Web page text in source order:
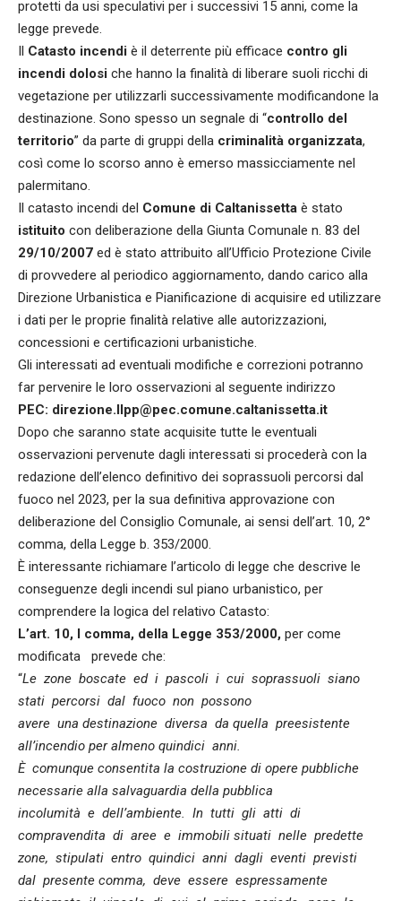
protetti da usi speculativi per i successivi 15 anni, come la
legge prevede.
Il Catasto incendi è il deterrente più efficace contro gli
incendi dolosi che hanno la finalità di liberare suoli ricchi di
vegetazione per utilizzarli successivamente modificandone la
destinazione. Sono spesso un segnale di “controllo del
territorio” da parte di gruppi della criminalità organizzata,
così come lo scorso anno è emerso massicciamente nel
palermitano.
Il catasto incendi del Comune di Caltanissetta è stato
istituito con deliberazione della Giunta Comunale n. 83 del
29/10/2007 ed è stato attribuito all’Ufficio Protezione Civile
di provvedere al periodico aggiornamento, dando carico alla
Direzione Urbanistica e Pianificazione di acquisire ed utilizzare
i dati per le proprie finalità relative alle autorizzazioni,
concessioni e certificazioni urbanistiche.
Gli interessati ad eventuali modifiche e correzioni potranno
far pervenire le loro osservazioni al seguente indirizzo
PEC: direzione.llpp@pec.comune.caltanissetta.it
Dopo che saranno state acquisite tutte le eventuali
osservazioni pervenute dagli interessati si procederà con la
redazione dell’elenco definitivo dei soprassuoli percorsi dal
fuoco nel 2023, per la sua definitiva approvazione con
deliberazione del Consiglio Comunale, ai sensi dell’art. 10, 2°
comma, della Legge b. 353/2000.
È interessante richiamare l’articolo di legge che descrive le
conseguenze degli incendi sul piano urbanistico, per
comprendere la logica del relativo Catasto:
L’art. 10, I comma, della Legge 353/2000, per come
modificata prevede che:
“Le zone boscate ed i pascoli i cui soprassuoli siano
stati percorsi dal fuoco non possono
avere una destinazione diversa da quella preesistente
all’incendio per almeno quindici anni.
È comunque consentita la costruzione di opere pubbliche
necessarie alla salvaguardia della pubblica
incolumità e dell’ambiente. In tutti gli atti di
compravendita di aree e immobili situati nelle predette
zone, stipulati entro quindici anni dagli eventi previsti
dal presente comma, deve essere espressamente